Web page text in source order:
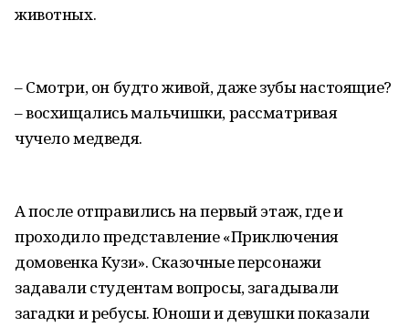
животных.
– Смотри, он будто живой, даже зубы настоящие?
– восхищались мальчишки, рассматривая
чучело медведя.
А после отправились на первый этаж, где и
проходило представление «Приключения
домовенка Кузи». Сказочные персонажи
задавали студентам вопросы, загадывали
загадки и ребусы. Юноши и девушки показали